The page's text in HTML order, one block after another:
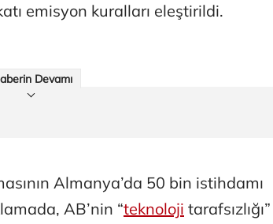
emisyon kuralları eleştirildi.
Devamı
Almanya’da 50 bin istihdamı
AB’nin “teknoloji tarafsızlığı”